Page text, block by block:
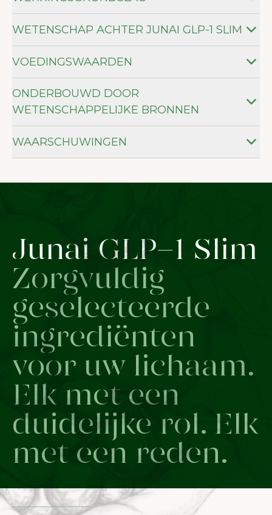
WETENSCHAP ACHTER JUNAI GLP-1 SLIM
VOEDINGSWAARDEN
ONDERBOUWD DOOR
WETENSCHAPPELIJKE BRONNEN
WAARSCHUWINGEN
Junai GLP-1 Slim
Zorgvuldig
geselecteerde
ingrediënten
voor uw lichaam.
Elk met een
duidelijke rol. Elk
met een reden.